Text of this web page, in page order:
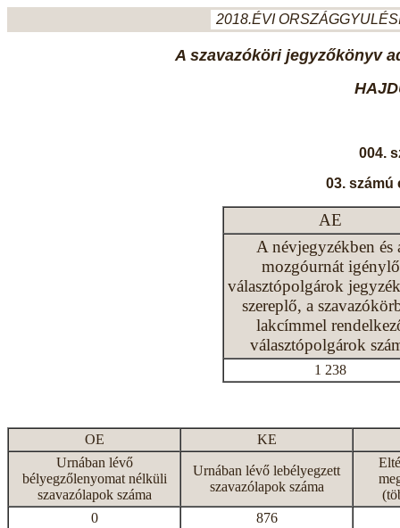
2018.ÉVI
A szavazóköri jegyzőkönyv
004.
03. számú
AE
A névjegyzékben és
mozgóurnát igénylő
választópolgárok
szereplő, a
lakcímmel
választópolgárok
1 238
OE
KE
Urnában lévő
bélyegzőlenyomat nélküli
szavazólapok száma
Urnában lévő lebélyegzett
szavazólapok száma
0
876